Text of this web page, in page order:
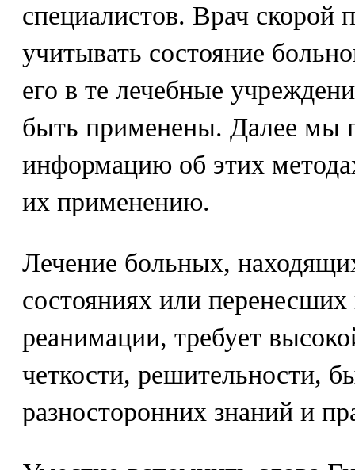
специалистов. Врач
учитывать состояние
его в те лечебные
быть применены. Далее мы
информацию об этих
их применению.
Лечение больных,
состояниях или
реанимации, требует
четкости, решительности,
разносторонних знаний и